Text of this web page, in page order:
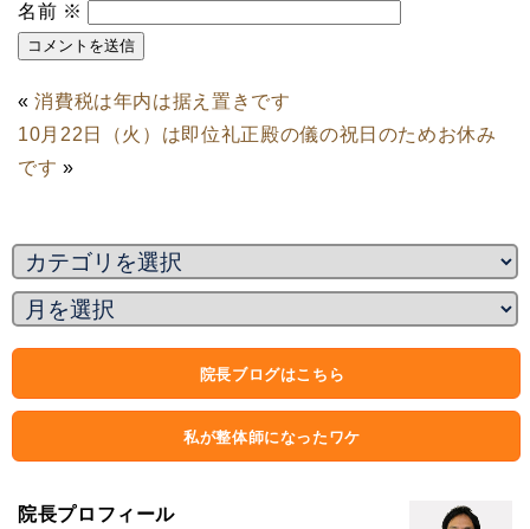
名前 ※
«消費税は年内は据え置きです
10月22日（火）は即位礼正殿の儀の祝日のためお休み
です »
院長ブログはこちら
私が整体師になったワケ
院長プロフィール